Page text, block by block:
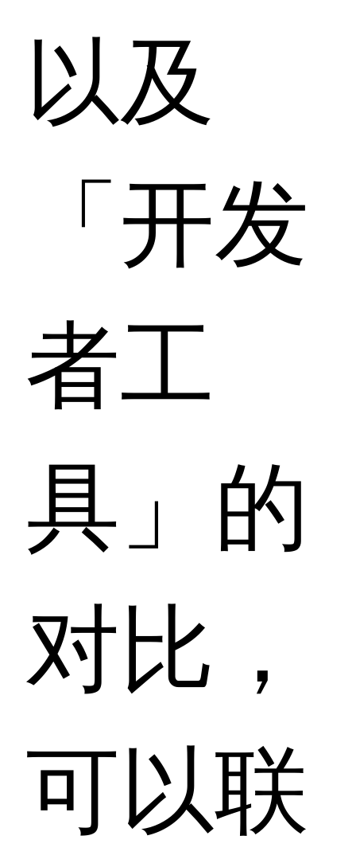
以及
「开发
者工
具」的
对比，
可以联